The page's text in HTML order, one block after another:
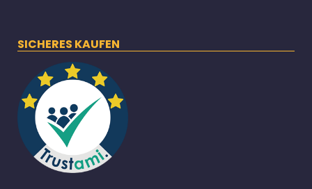
SICHERES KAUFEN